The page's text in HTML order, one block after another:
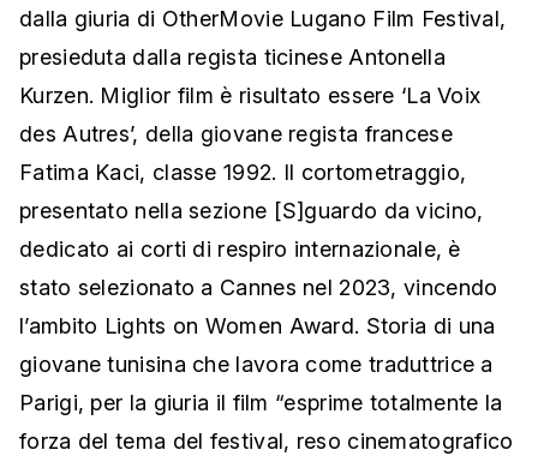
dalla giuria di OtherMovie Lugano Film Festival,
presieduta dalla regista ticinese Antonella
Kurzen. Miglior film è risultato essere ‘La Voix
des Autres’, della giovane regista francese
Fatima Kaci, classe 1992. Il cortometraggio,
presentato nella sezione [S]guardo da vicino,
dedicato ai corti di respiro internazionale, è
stato selezionato a Cannes nel 2023, vincendo
l’ambito Lights on Women Award. Storia di una
giovane tunisina che lavora come traduttrice a
Parigi, per la giuria il film “esprime totalmente la
forza del tema del festival, reso cinematografico